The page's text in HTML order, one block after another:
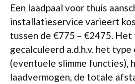
Een laadpaal voor thuis
installatieservice varieert
tussen de €775 – €2475.
gecalculeerd a.d.h.v. het type
(eventuele slimme functies),
laadvermogen, de totale